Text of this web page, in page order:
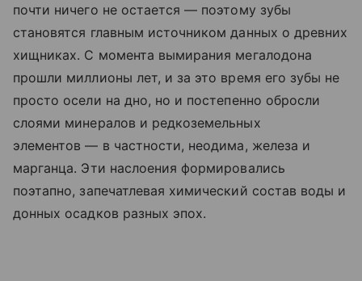
почти ничего не остается — поэтому зубы
становятся главным источником данных о древних
хищниках. С момента вымирания мегалодона
прошли миллионы лет, и за это время его зубы не
просто осели на дно, но и постепенно обросли
слоями минералов и редкоземельных
элементов — в частности, неодима, железа и
марганца. Эти наслоения формировались
поэтапно, запечатлевая химический состав воды и
донных осадков разных эпох.